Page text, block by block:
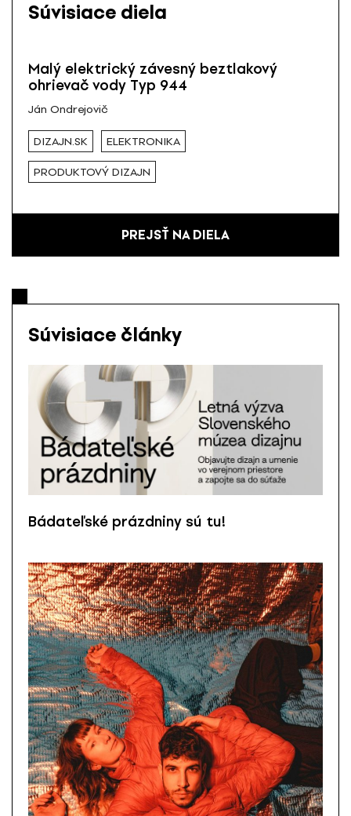
Súvisiace diela
Malý elektrický závesný beztlakový
ohrievač vody Typ 944
Ján Ondrejovič
DIZAJN.SK ELEKTRONIKA
PRODUKTOVÝ DIZAJN
PREJSŤ NA DIELA
Súvisiace články
Bádateľské prázdniny sú tu!